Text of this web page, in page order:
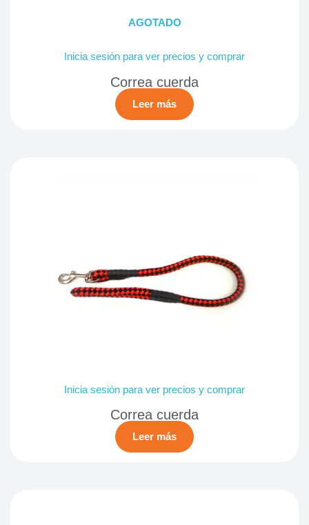
AGOTADO
Inicia sesión para ver precios y comprar
Correa cuerda
Leer más
Inicia sesión para ver precios y comprar
Correa cuerda
Leer más